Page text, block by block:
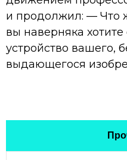
и продолжил: — Что
вы наверняка
устройство вашего,
выдающегося